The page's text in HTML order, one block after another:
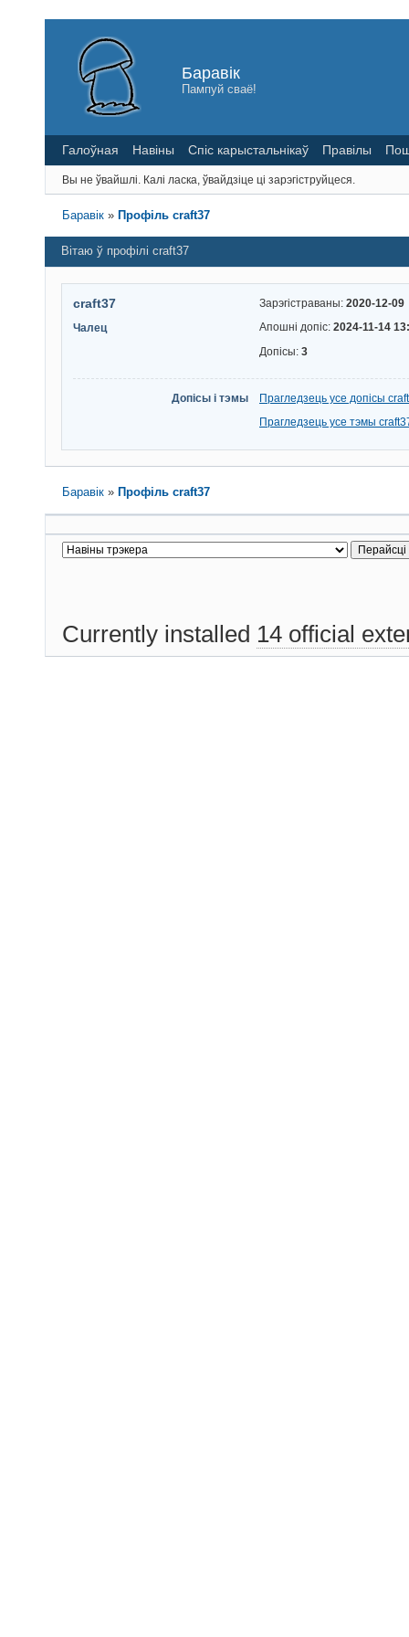
Баравік
Пампуй сваё!
Галоўная Навіны Спіс карыстальнікаў Правілы
Вы не ўвайшлі. Калі ласка, ўвайдзіце ці зарэгіструйцеся.
Баравік » Профіль craft37
Вітаю ў профілі craft37
craft37
Чалец
Зарэгістраваны: 2020-12-09
Апошні допіс: 2024-11-14
Допісы: 3
Допісы і тэмы
Прагледзець усе допісы
Прагледзець усе тэмы
Баравік » Профіль craft37
Currently installed 14 official